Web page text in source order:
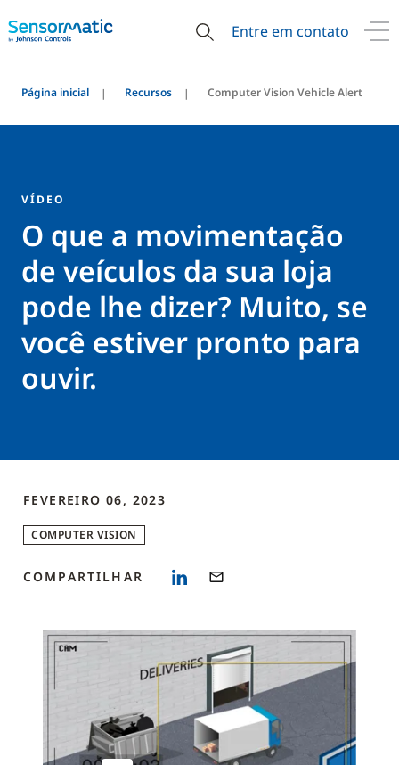
Entre em contato
Página inicial Recursos Computer Vision Vehicle Alert
VÍDEO
O que a movimentação
de veículos da sua loja
pode lhe dizer? Muito, se
você estiver pronto para
ouvir.
FEVEREIRO 06, 2023
COMPUTER VISION
COMPARTILHAR